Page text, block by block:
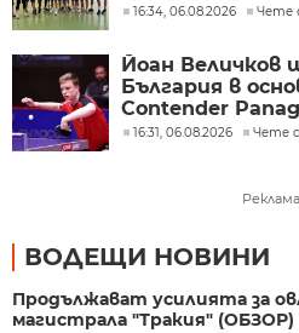
16:34, 06.08.2026 Чете
Йоан Величков
България в
Contender
16:31, 06.08.2026 Чете
Реклама
ВОДЕЩИ НОВИНИ
Продължават усилията за
магистрала "Тракия" (ОБЗОР)